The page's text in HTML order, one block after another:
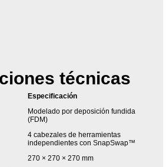
técnicas
Especificación
Modelado por deposición fundida
(FDM)
4 cabezales de herramientas
independientes con SnapSwap™
270 × 270 × 270 mm